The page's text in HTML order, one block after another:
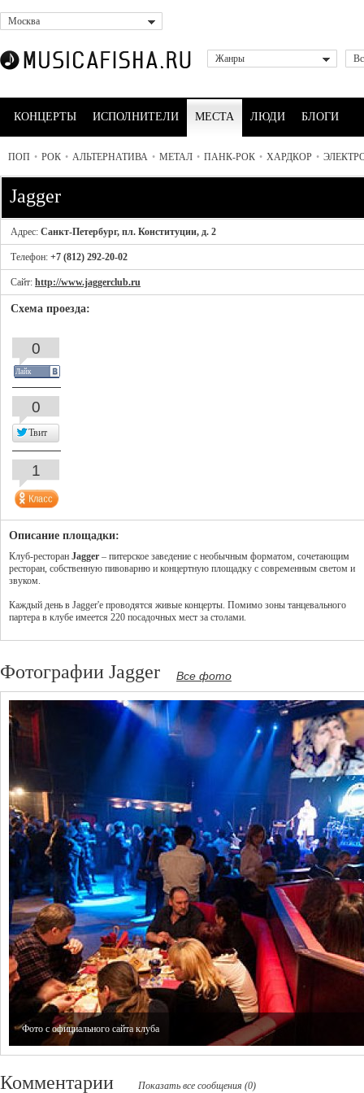
Москва
Жанры
КОНЦЕРТЫ ИСПОЛНИТЕЛИ МЕСТА ЛЮДИ БЛОГИ
ПОП • РОК • АЛЬТЕРНАТИВА • МЕТАЛ • ПАНК-РОК • ХАРДКОР •
Jagger
Адрес: Санкт-Петербург, пл. Конституции, д. 2
Телефон: +7 (812) 292-20-02
Сайт: http://www.jaggerclub.ru
Схема проезда:
Описание площадки:
Клуб-ресторан Jagger – питерское заведение с необычным форматом, сочетающим
ресторан, собственную пивоварню и концертную площадку с современным светом и
звуком.
Каждый день в Jagger'е проводятся живые концерты. Помимо зоны танцевального
партера в клубе имеется 220 посадочных мест за столами.
Фотографии Jagger Все фото
Фото с официального сайта клуба
Комментарии
Показать все сообщения (0)
0
Лайк
0
Твит
1